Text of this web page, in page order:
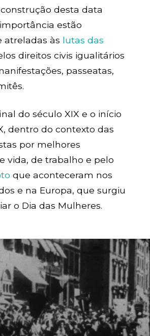
desta data
estão
às lutas das
direitos civis igualitários
passeatas,
do século XIX e o início
dentro do contexto das
por melhores
vida, de trabalho e pelo
que aconteceram nos
e na Europa, que surgiu
o Dia das Mulheres.